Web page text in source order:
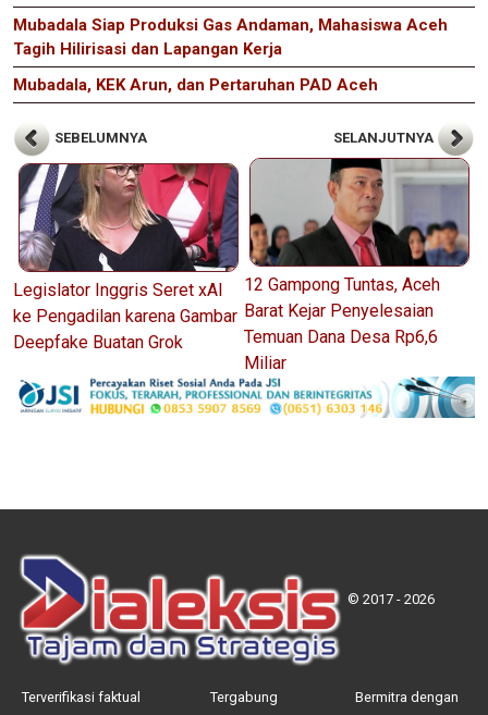
Mubadala Siap Produksi Gas Andaman, Mahasiswa Aceh
Tagih Hilirisasi dan Lapangan Kerja
Mubadala, KEK Arun, dan Pertaruhan PAD Aceh
SEBELUMNYA
Legislator Inggris Seret xAI
ke Pengadilan karena Gambar
Deepfake Buatan Grok
SELANJUTNYA
12 Gampong Tuntas, Aceh
Barat Kejar Penyelesaian
Temuan Dana Desa Rp6,6
Miliar
© 2017 - 2026
Terverifikasi faktual Tergabung Bermitra dengan